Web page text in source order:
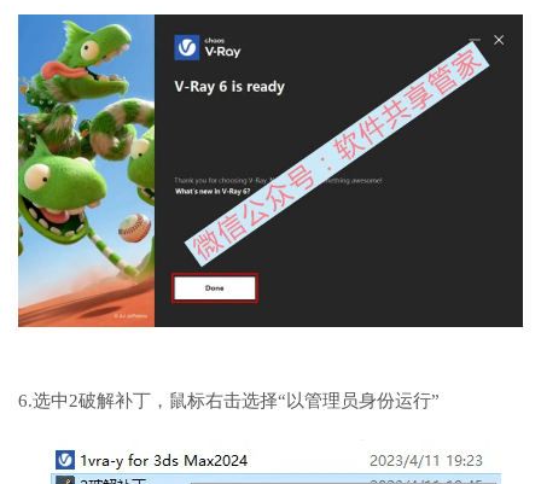
6.选中2破解补丁，鼠标右击选择“以管理员身份运行”